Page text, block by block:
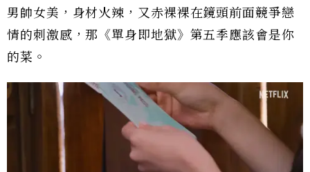
男帥女美，身材火辣，又赤裸裸在鏡頭前面競爭戀
情的刺激感，那《單身即地獄》第五季應該會是你
的菜。